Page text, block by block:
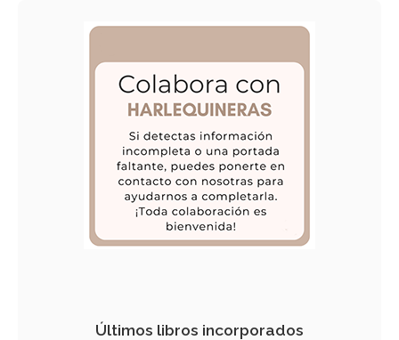
Últimos libros incorporados